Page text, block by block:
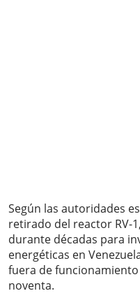
Según las autoridades
retirado del reactor RV-
durante décadas para
energéticas en
fuera de
noventa.